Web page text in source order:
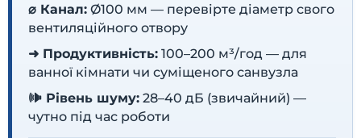
⌀ Канал: Ø100 мм — перевірте діаметр свого
вентиляційного отвору
➜ Продуктивність: 100–200 м³/год — для
ванної кімнати чи суміщеного санвузла
🕪 Рівень шуму: 28–40 дБ (звичайний) —
чутно під час роботи